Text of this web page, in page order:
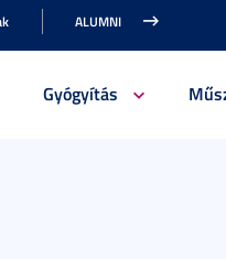
ALUMNI
Gyógyítás